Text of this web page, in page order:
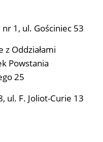
1, ul. Gościniec 53
z Oddziałami
Powstania
25
ul. F. Joliot-Curie 13